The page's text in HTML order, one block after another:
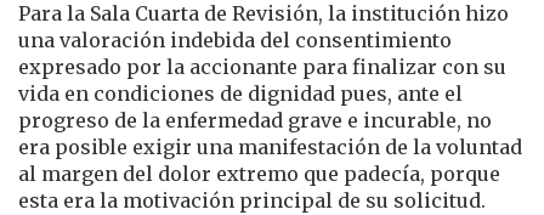
Para la Sala Cuarta de Revisión, la institución hizo
una valoración indebida del consentimiento
expresado por la accionante para finalizar con su
vida en condiciones de dignidad pues, ante el
progreso de la enfermedad grave e incurable, no
era posible exigir una manifestación de la voluntad
al margen del dolor extremo que padecía, porque
esta era la motivación principal de su solicitud.